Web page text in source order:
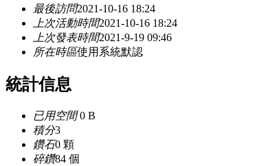
最後訪問2021-10-16 18:24
上次活動時間2021-10-16 18:24
上次發表時間2021-9-19 09:46
所在時區使用系統默認
統計信息
已用空間0 B
積分3
鑽石0 顆
碎鑽84 個